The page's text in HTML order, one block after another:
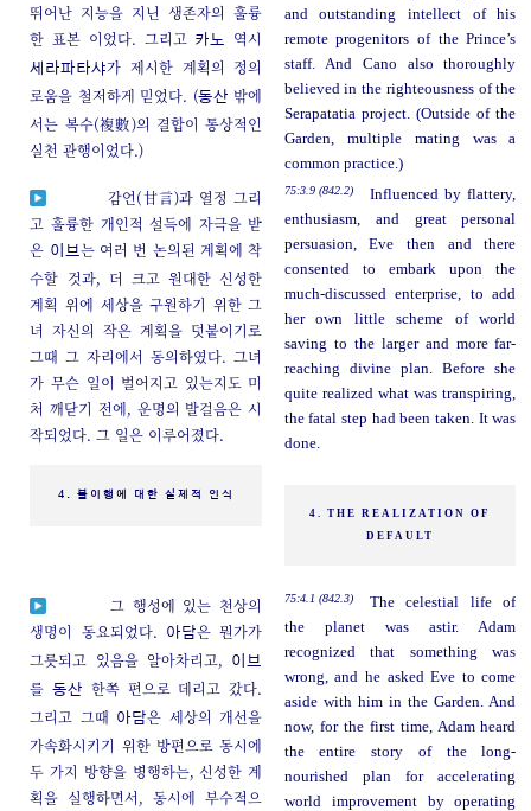
뛰어난 지능을 지닌 생존자의 훌륭
한 표본 이었다. 그리고 카노 역시
세라파타샤가 제시한 계획의 정의
로움을 철저하게 믿었다. (동산 밖에
서는 복수(複數)의 결합이 통상적인
실천 관행이었다.)
and outstanding intellect of his
remote progenitors of the Prince’s
staff. And Cano also thoroughly
believed in the righteousness of the
Serapatatia project. (Outside of the
Garden, multiple mating was a
common practice.)
감언(甘言)과 열정 그리
고 훌륭한 개인적 설득에 자극을 받
은 이브는 여러 번 논의된 계획에 착
수할 것과, 더 크고 원대한 신성한
계획 위에 세상을 구원하기 위한 그
녀 자신의 작은 계획을 덧붙이기로
그때 그 자리에서 동의하였다. 그녀
가 무슨 일이 벌어지고 있는지도 미
처 깨닫기 전에, 운명의 발걸음은 시
작되었다. 그 일은 이루어졌다.
75:3.9 (842.2)
Influenced by flattery,
enthusiasm, and great personal
persuasion, Eve then and there
consented to embark upon the
much-discussed enterprise, to add
her own little scheme of world
saving to the larger and more far-
reaching divine plan. Before she
quite realized what was transpiring,
the fatal step had been taken. It was
done.
4. 불이행에 대한 실제적 인식
4. THE REALIZATION OF
DEFAULT
그 행성에 있는 천상의
생명이 동요되었다.
아담은 뭔가가
그릇되고 있음을 알아차리고,
이브
를동산
한쪽 편으로 데리고 갔다.
그리고 그때
아담은 세상의 개선을
가속화시키기 위한 방편으로 동시에
두 가지 방향을 병행하는, 신성한 계
획을 실행하면서, 동시에 부수적으
75:4.1 (842.3)
The celestial life of
the planet was astir. Adam
recognized that something was
wrong, and he asked Eve to come
aside with him in the Garden. And
now, for the first time, Adam heard
the entire story of the long-
nourished plan for accelerating
world improvement by operating